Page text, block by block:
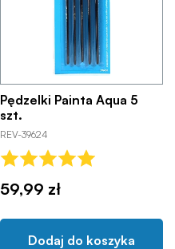
Pędzelki Painta Aqua 5
szt.
REV-39624
59,99 zł
Dodaj do koszyka